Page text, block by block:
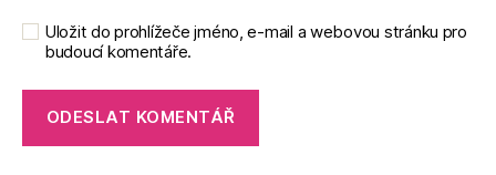
Uložit do prohlížeče jméno, e-mail a webovou stránku pro
budoucí komentáře.